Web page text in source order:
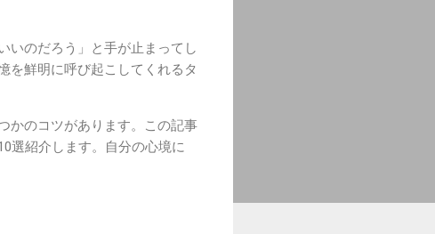
いのだろう」と手が止まってし
を鮮明に呼び起こしてくれるタ
かのコツがあります。この記事
選紹介します。自分の心境に